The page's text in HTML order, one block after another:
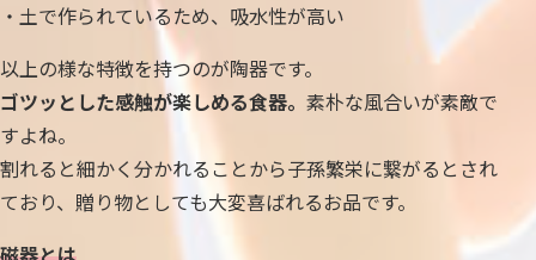
・土で作られているため、吸水性が高い
以上の様な特徴を持つのが陶器です。
ゴツッとした感触が楽しめる食器。 素朴な風合いが素敵で
すよね。
割れると細かく分かれることから子孫繁栄に繋がるとされ
ており、贈り物としても大変喜ばれるお品です。